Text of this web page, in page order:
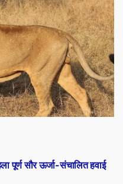
पूर्ण सौर ऊर्जा-संचालित हवाई